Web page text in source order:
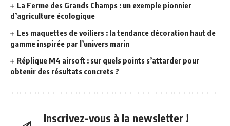
La Ferme des Grands Champs : un exemple pionnier
d’agriculture écologique
Les maquettes de voiliers : la tendance décoration haut de
gamme inspirée par l’univers marin
Réplique M4 airsoft : sur quels points s’attarder pour
obtenir des résultats concrets ?
Inscrivez-vous à la newsletter !